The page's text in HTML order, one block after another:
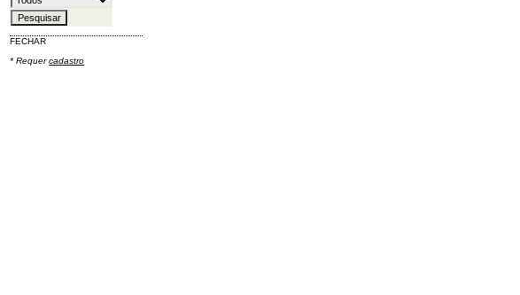
FECHAR
* Requercadastro